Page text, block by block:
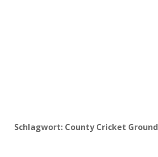
Schlagwort: County Cricket Ground